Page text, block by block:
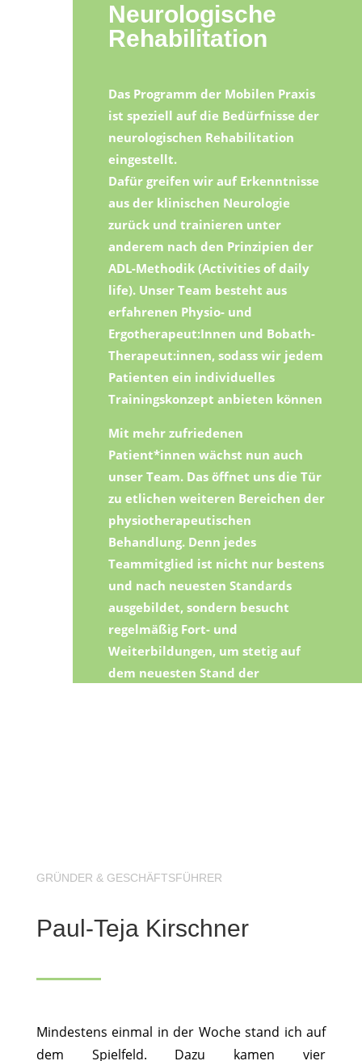
Neurologische
Rehabilitation
Das Programm der Mobilen Praxis
ist speziell auf die Bedürfnisse der
neurologischen Rehabilitation
eingestellt.
Dafür greifen wir auf Erkenntnisse
aus der klinischen Neurologie
zurück und trainieren unter
anderem nach den Prinzipien der
ADL-Methodik (Activities of daily
life). Unser Team besteht aus
erfahrenen Physio- und
Ergotherapeut:Innen und Bobath-
Therapeut:innen, sodass wir jedem
Patienten ein individuelles
Trainingskonzept anbieten können
Mit mehr zufriedenen
Patient*innen wächst nun auch
unser Team. Das öffnet uns die Tür
zu etlichen weiteren Bereichen der
physiotherapeutischen
Behandlung. Denn jedes
Teammitglied ist nicht nur bestens
und nach neuesten Standards
ausgebildet, sondern besucht
regelmäßig Fort- und
Weiterbildungen, um stetig auf
dem neuesten Stand der
GRÜNDER & GESCHÄFTSFÜHRER
Paul-Teja Kirschner
Mindestens einmal in der Woche stand ich auf
dem Spielfeld. Dazu kamen vier